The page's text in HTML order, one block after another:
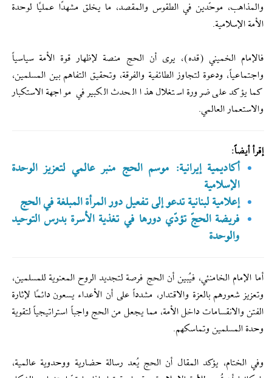
والمذاهب، موحّدين في الطقوس والمقصد، ما يخلق مشهدًا عمليًا لوحدة
الأمة الإسلامية.
فالإمام الخميني (قده)، يرى أن الحج منصة لإظهار قوة الأمة سياسياً
واجتماعياً، ودعوة لتجاوز الطائفية والفرقة، وتحقيق التفاهم بين المسلمين،
كما يؤكد على ضرورة استغلال هذا الحدث الكبير في مواجهة الاستكبار
والاستعمار العالمي.
إقرأ أيضاً:
أكاديمية إیرانیة: موسم الحج منبر عالمي لتعزيز الوحدة
الإسلامية
إعلامية لبنانية تدعو إلى تفعيل دور المرأة المبلغة في الحج
فريضة الحجّ تؤدّي دورها في تغذية الأسرة بدرس التوحيد
والوحدة
أما الإمام الخامنئي، فيُبين أن الحج فرصة لتجديد الروح المعنوية للمسلمين،
وتعزيز شعورهم بالعزة والاقتدار، مشدداً على أن الأعداء يسعون دائمًا لإثارة
الفتن والانقسامات داخل الأمة، مما يجعل من الحج واجباً استراتيجياً لتقوية
وحدة المسلمين وتماسكهم.
وفي الختام، يؤكد المقال أن الحج يُعد رسالة حضارية ووحدوية عالمية،